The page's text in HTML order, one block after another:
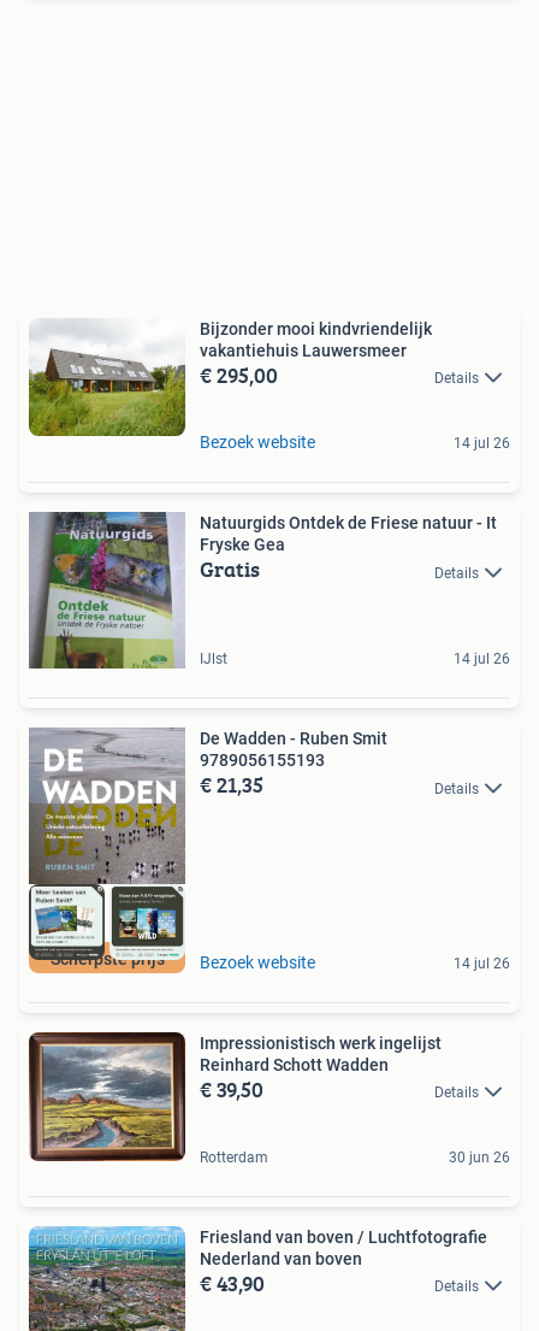
Bijzonder mooi kindvriendelijk
vakantiehuis Lauwersmeer
€ 295,00 Details
Bezoek website 14 jul 26
Natuurgids Ontdek de Friese natuur - It
Fryske Gea
Gratis Details
IJlst 14 jul 26
Scherpste prijs
De Wadden - Ruben Smit
9789056155193
€ 21,35 Details
Bezoek website 14 jul 26
Impressionistisch werk ingelijst
Reinhard Schott Wadden
€ 39,50 Details
Rotterdam 30 jun 26
Friesland van boven / Luchtfotografie
Nederland van boven
€ 43,90 Details